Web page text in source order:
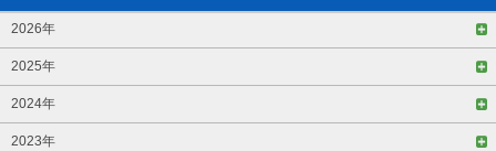
2026年
2025年
2024年
2023年